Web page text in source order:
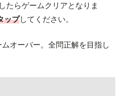
たらゲームクリアとなりま
ップしてください。
オーバー。全問正解を目指し